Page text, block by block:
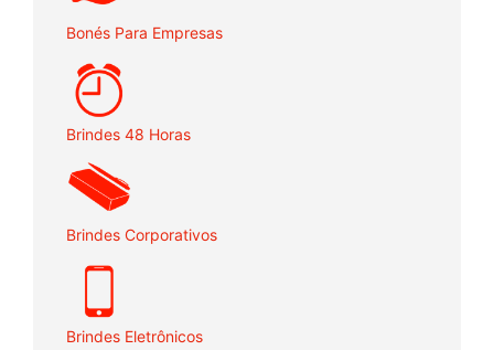
Bonés Para Empresas
Brindes 48 Horas
Brindes Corporativos
Brindes Eletrônicos